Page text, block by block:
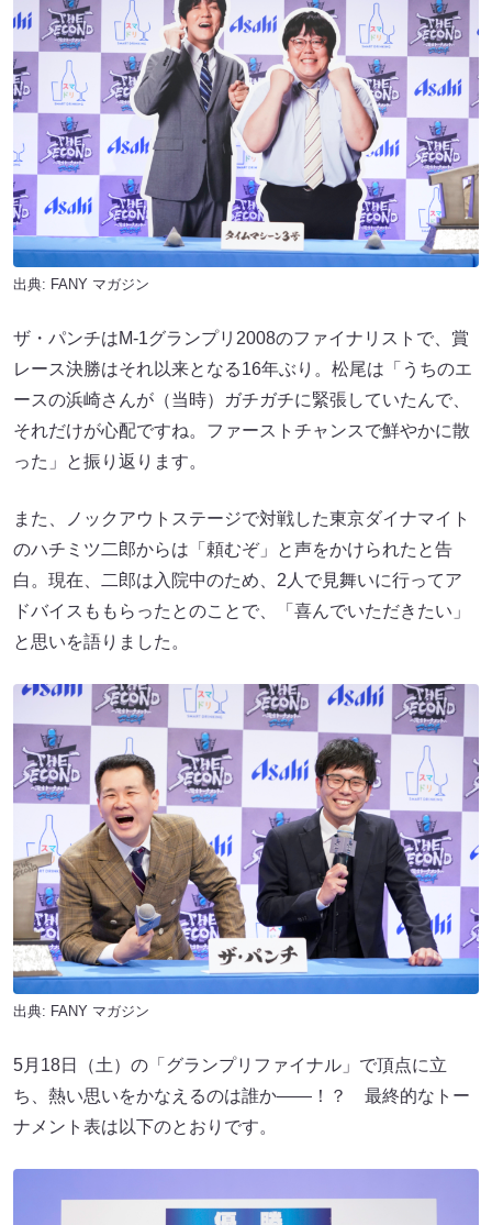
出典: FANY マガジン
ザ・パンチはM-1グランプリ2008のファイナリストで、賞
レース決勝はそれ以来となる16年ぶり。松尾は「うちのエ
ースの浜崎さんが（当時）ガチガチに緊張していたんで、
それだけが心配ですね。ファーストチャンスで鮮やかに散
った」と振り返ります。
また、ノックアウトステージで対戦した東京ダイナマイト
のハチミツ二郎からは「頼むぞ」と声をかけられたと告
白。現在、二郎は入院中のため、2人で見舞いに行ってア
ドバイスももらったとのことで、「喜んでいただきたい」
と思いを語りました。
出典: FANY マガジン
5月18日（土）の「グランプリファイナル」で頂点に立
ち、熱い思いをかなえるのは誰か――！？ 最終的なトー
ナメント表は以下のとおりです。